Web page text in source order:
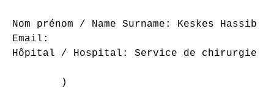
Nom prénom / Name Surname: Keskes Hassib
Email:
Hôpital / Hospital: Service de chirurgie
        )